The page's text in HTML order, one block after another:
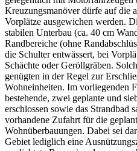
Kreuzungsmanöver dürfe auf die
Vorplätze ausgewichen werden.
stabilen Unterbau (ca. 40 cm
Randbereiche (ohne
die Schulter entwässert, bei
Schächte oder Geröllgräben.
genügten in der Regel zur
Wohneinheiten. Im vorliegenden
bestehende, zwei geplante und
erschlossen sowie das Strandbad
vorhandene Zufahrt für die
Wohnüberbauungen. Dabei sei
Gebiet lediglich eine